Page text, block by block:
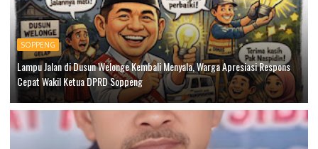
SOPPENG
Lampu Jalan di Dusun Welonge Kembali Menyala, Warga Apresiasi Respons
Cepat Wakil Ketua DPRD Soppeng